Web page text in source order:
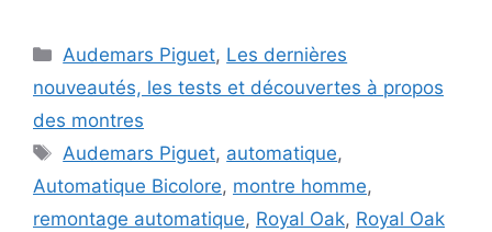
Catégories
Audemars Piguet, Les dernières
nouveautés, les tests et découvertes à propos
des montres
Étiquettes
Audemars Piguet, automatique,
Automatique Bicolore, montre homme,
remontage automatique, Royal Oak, Royal Oak